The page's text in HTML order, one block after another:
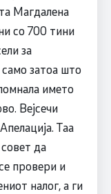
Магдалена
со 700 тини
за
затоа што
името
Вејсечи
Таа
да
провери и
налог, а ги